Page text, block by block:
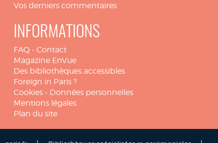
Vos derniers commentaires
INFORMATIONS
FAQ - Contact
Magazine EnVue
Des bibliothèques accessibles
Foreign in Paris ?
Cookies - Données personnelles
Mentions légales
Plan du site